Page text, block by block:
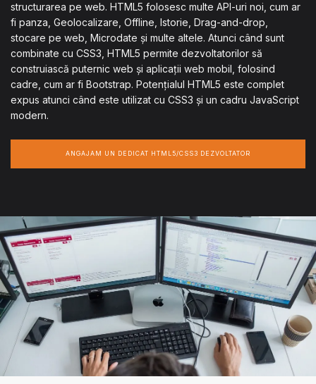
structurarea pe web. HTML5 folosesc multe API-uri noi, cum ar
fi panza, Geolocalizare, Offline, Istorie, Drag-and-drop,
stocare pe web, Microdate și multe altele. Atunci când sunt
combinate cu CSS3, HTML5 permite dezvoltatorilor să
construiască puternic web și aplicații web mobil, folosind
cadre, cum ar fi Bootstrap. Potențialul HTML5 este complet
expus atunci când este utilizat cu CSS3 și un cadru JavaScript
modern.
ANGAJAM UN DEDICAT HTML5/CSS3 DEZVOLTATOR